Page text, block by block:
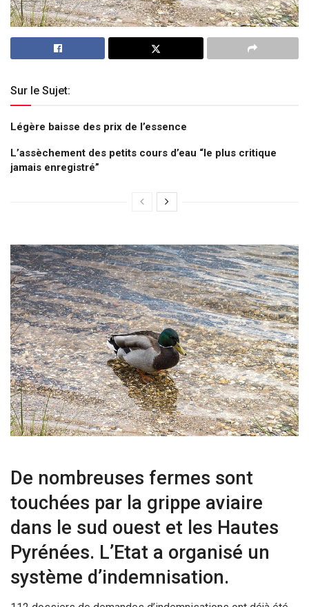
Sur le Sujet:
Légère baisse des prix de l’essence
L’assèchement des petits cours d’eau “le plus critique
jamais enregistré”
De nombreuses fermes sont
touchées par la grippe aviaire
dans le sud ouest et les Hautes
Pyrénées. L’Etat a organisé un
système d’indemnisation.